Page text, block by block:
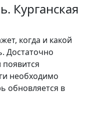
Курганская
когда и какой
Достаточно
необходимо
обновляется в